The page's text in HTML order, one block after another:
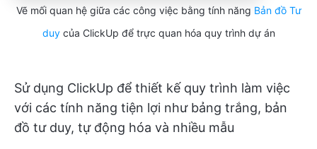
Vẽ mối quan hệ giữa các công việc bằng tính năng Bản đồ Tư
duycủa ClickUp để trực quan hóa quy trình dự án
Sử dụng ClickUp để thiết kế quy trình làm việc
với các tính năng tiện lợi như bảng trắng, bản
đồ tư duy, tự động hóa và nhiều mẫu